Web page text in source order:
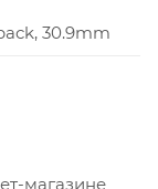
30.9mm
магазине